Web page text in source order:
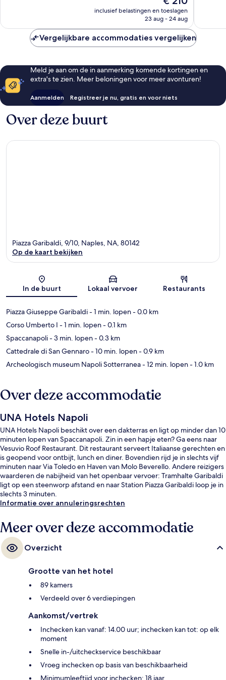
prijs
is
inclusief belastingen en toeslagen
23 aug - 24 aug
Vergelijkbare accommodaties vergelijken
Meld je aan om de in aanmerking komende kortingen en
extra's te zien. Meer beloningen voor meer avonturen!
Aanmelden Registreer je nu, gratis en voor niets
Over deze buurt
Kaart
Piazza Garibaldi, 9/10, Naples, NA, 80142
Op de kaart bekijken
In de buurt Lokaal vervoer Restaurants
Piazza Giuseppe Garibaldi- 1 min. lopen- 0.0 km
Corso Umberto I - 1 min. lopen- 0.1 km
Spaccanapoli- 3 min. lopen- 0.3 km
Cattedrale di San Gennaro- 10 min. lopen- 0.9 km
Archeologisch museum Napoli Sotterranea- 12 min. lopen- 1.0 km
Over deze accommodatie
UNA Hotels Napoli
UNA Hotels Napoli beschikt over een dakterras en ligt op minder dan 10
minuten lopen van Spaccanapoli. Zin in een hapje eten? Ga eens naar
Vesuvio Roof Restaurant. Dit restaurant serveert Italiaanse gerechten en
is geopend voor ontbijt, lunch en diner. Bovendien rijd je in slechts vijf
minuten naar Via Toledo en Haven van Molo Beverello. Andere reizigers
waarderen de nabijheid van het openbaar vervoer: Tramhalte Garibaldi
ligt op een steenworp afstand en naar Station Piazza Garibaldi loop je in
slechts 3 minuten.
Informatie over annuleringsrechten
Meer over deze accommodatie
Overzicht
Grootte van het hotel
89 kamers
Verdeeld over 6 verdiepingen
Aankomst/vertrek
Inchecken kan vanaf: 14.00 uur; inchecken kan tot: op elk
moment
Snelle in-/uitcheckservice beschikbaar
Vroeg inchecken op basis van beschikbaarheid
Minimumleeftijd voor inchecken: 18 jaar